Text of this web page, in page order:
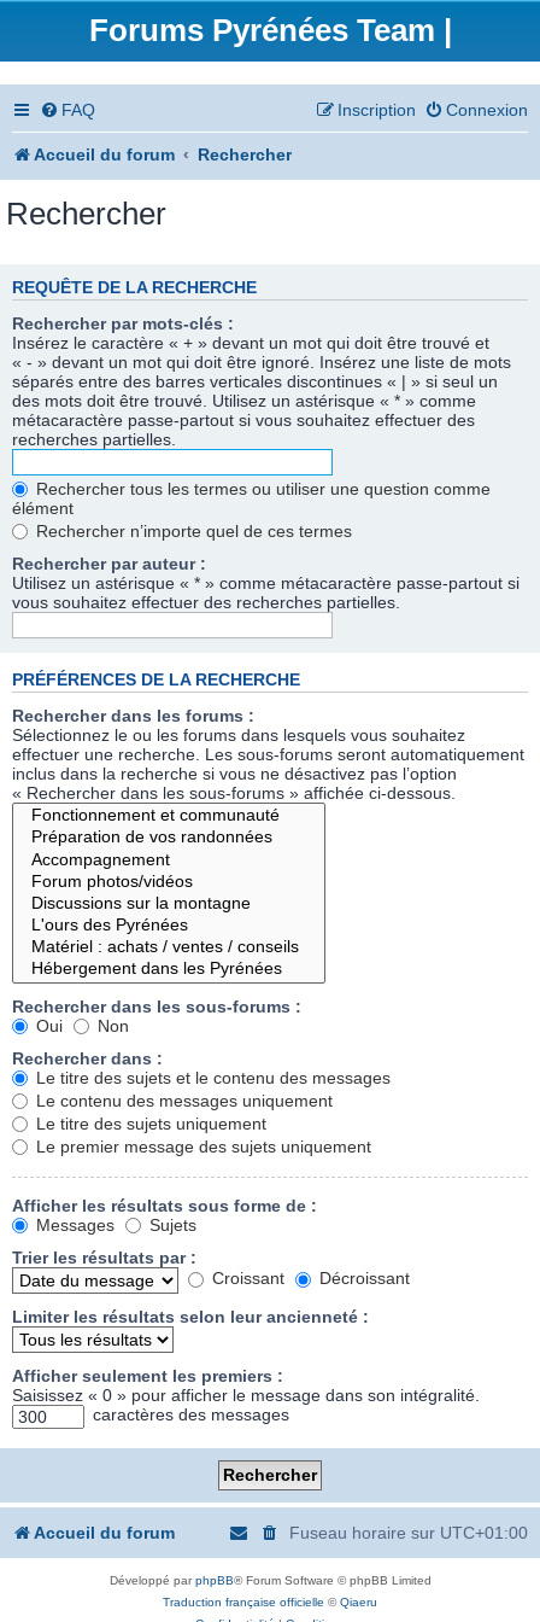
Forums Pyrénées Team |
FAQ Connexion
Inscription
Accueil du forum Rechercher
Rechercher
REQUÊTE DE LA RECHERCHE
Rechercher par mots-clés :
Insérez le caractère « + » devant un mot qui doit être trouvé et
« - » devant un mot qui doit être ignoré. Insérez une liste de mots
séparés entre des barres verticales discontinues « | » si seul un
des mots doit être trouvé. Utilisez un astérisque « * » comme
métacaractère passe-partout si vous souhaitez effectuer des
recherches partielles.
Rechercher tous les termes ou utiliser une question comme
élément
Rechercher n’importe quel de ces termes
Rechercher par auteur :
Utilisez un astérisque « * » comme métacaractère passe-partout si
vous souhaitez effectuer des recherches partielles.
PRÉFÉRENCES DE LA RECHERCHE
Rechercher dans les forums :
Sélectionnez le ou les forums dans lesquels vous souhaitez
effectuer une recherche. Les sous-forums seront automatiquement
inclus dans la recherche si vous ne désactivez pas l’option
« Rechercher dans les sous-forums » affichée ci-dessous.
Rechercher dans les sous-forums :
Oui
Non
Rechercher dans :
Le titre des sujets et le contenu des messages
Le contenu des messages uniquement
Le titre des sujets uniquement
Le premier message des sujets uniquement
Afficher les résultats sous forme de :
Messages
Sujets
Trier les résultats par :
Croissant
Décroissant
Limiter les résultats selon leur ancienneté :
Afficher seulement les premiers :
Saisissez « 0 » pour afficher le message dans son intégralité.
caractères des messages
Accueil du forum Fuseau horaire sur UTC+01:00
Développé parphpBB® Forum Software © phpBB Limited
Traduction française officielle ©Qiaeru